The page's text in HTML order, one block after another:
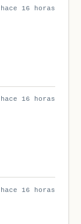
hace 16 horas
hace 16 horas
hace 16 horas